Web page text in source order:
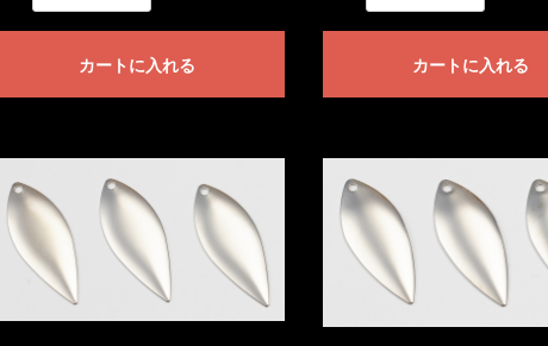
カートに入れる カートに入れる